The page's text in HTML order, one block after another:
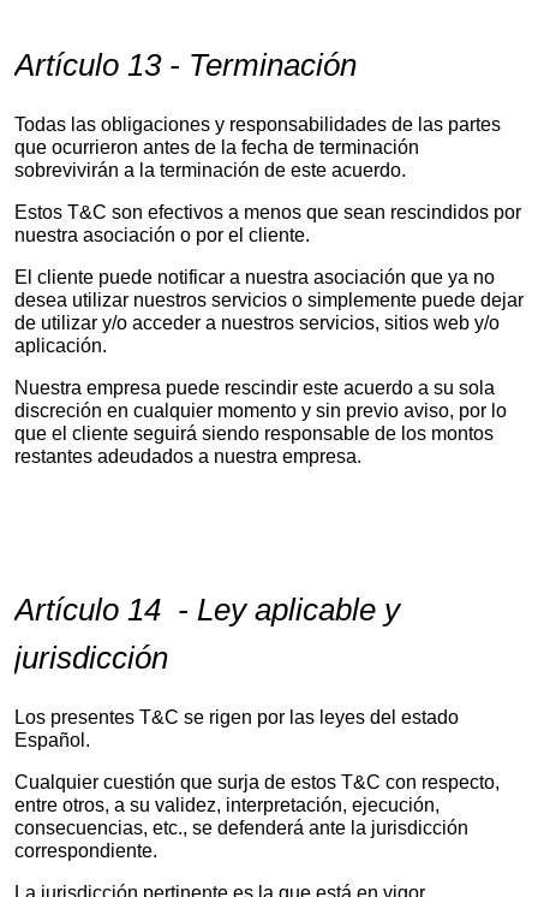
Artículo 13 - Terminación
Todas las obligaciones y responsabilidades de las partes
que ocurrieron antes de la fecha de terminación
sobrevivirán a la terminación de este acuerdo.
Estos T&C son efectivos a menos que sean rescindidos por
nuestra asociación o por el cliente.
El cliente puede notificar a nuestra asociación que ya no
desea utilizar nuestros servicios o simplemente puede dejar
de utilizar y/o acceder a nuestros servicios, sitios web y/o
aplicación.
Nuestra empresa puede rescindir este acuerdo a su sola
discreción en cualquier momento y sin previo aviso, por lo
que el cliente seguirá siendo responsable de los montos
restantes adeudados a nuestra empresa.
Artículo 14 - Ley aplicable y
jurisdicción
Los presentes T&C se rigen por las leyes del estado
Español.
Cualquier cuestión que surja de estos T&C con respecto,
entre otros, a su validez, interpretación, ejecución,
consecuencias, etc., se defenderá ante la jurisdicción
correspondiente.
La jurisdicción pertinente es la que está en vigor.